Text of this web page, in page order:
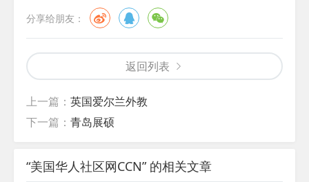
分享给朋友：
返回列表
上一篇： 英国爱尔兰外教
下一篇： 青岛展硕
“美国华人社区网CCN” 的相关文章